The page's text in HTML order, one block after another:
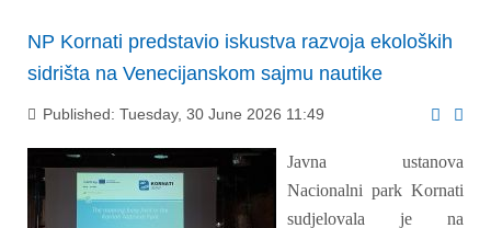
NP Kornati predstavio iskustva razvoja ekoloških
sidrišta na Venecijanskom sajmu nautike
Published: Tuesday, 30 June 2026 11:49
Javna ustanova
Nacionalni park Kornati
sudjelovala je na